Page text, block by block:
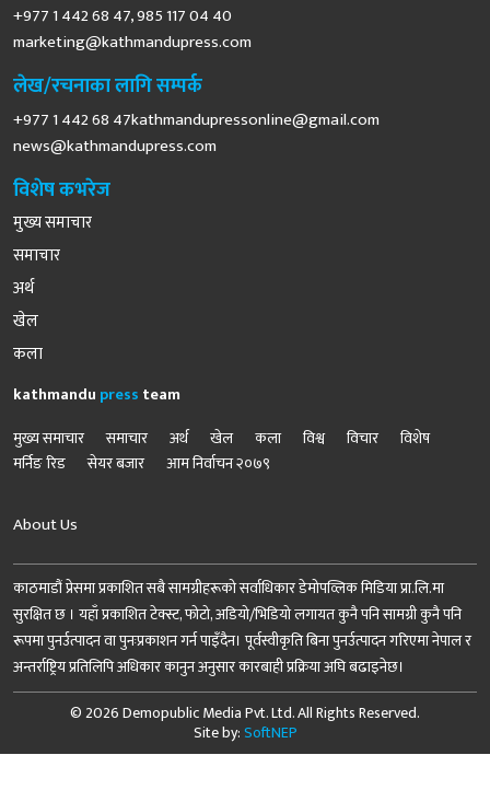
+977 1 442 68 47, 985 117 04 40
marketing@kathmandupress.com
लेख/रचनाका लागि सम्पर्क
+977 1 442 68 47kathmandupressonline@gmail.com
news@kathmandupress.com
विशेष कभरेज
मुख्य समाचार
समाचार
अर्थ
खेल
कला
kathmandu press team
मुख्य समाचार
समाचार अर्थ खेल कला विश्व विचार
विशेष
मर्निङ रिड
सेयर बजार आम निर्वाचन २०७९
About Us
काठमाडौं प्रेसमा प्रकाशित सबै सामग्रीहरूको सर्वाधिकार डेमोपव्लिक मिडिया प्रा.लि.मा
सुरक्षित छ । यहाँ प्रकाशित टेक्स्ट, फोटो, अडियो/भिडियो लगायत कुनै पनि सामग्री कुनै पनि
रूपमा पुनर्उत्पादन वा पुनःप्रकाशन गर्न पाइँदैन। पूर्वस्वीकृति बिना पुनर्उत्पादन गरिएमा नेपाल र
अन्तर्राष्ट्रिय प्रतिलिपि अधिकार कानुन अनुसार कारबाही प्रक्रिया अघि बढाइनेछ।
© 2026 Demopublic Media Pvt. Ltd. All Rights Reserved.
Site by:SoftNEP